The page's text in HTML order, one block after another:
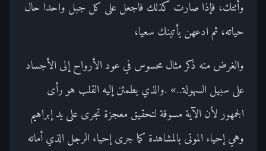
وأتتك، فإذا صارت كذلك فاجعل على كل جبل واحدا حال
حياته، ثم ادعهن يأتينك سعيا،
والغرض منه ذكر مثال محسوس في عود الأرواح إلى الأجساد
على سبيل السهولة..» .والذي يطمئن إليه القلب هو رأى
الجمهور لأن الآية مسوقة لتحقيق معجزة تجرى على يد إبراهيم
وهي إحياء الموتى بالمشاهدة كما جرى إحياء الرجل الذي أماته